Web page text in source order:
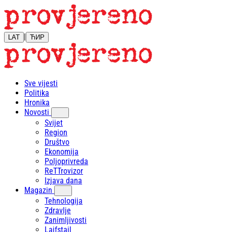
LAT | ЋИР
Sve vijesti
Politika
Hronika
Novosti
Svijet
Region
Društvo
Ekonomija
Poljoprivreda
ReTTrovizor
Izjava dana
Magazin
Tehnologija
Zdravlje
Zanimljivosti
Lajfstajl